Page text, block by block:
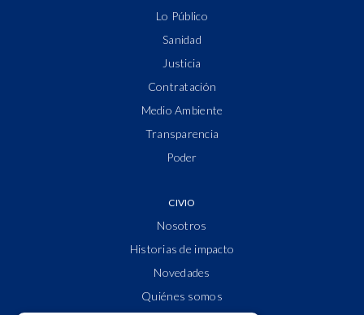
Lo Público
Sanidad
Justicia
Contratación
Medio Ambiente
Transparencia
Poder
CIVIO
Nosotros
Historias de impacto
Novedades
Quiénes somos